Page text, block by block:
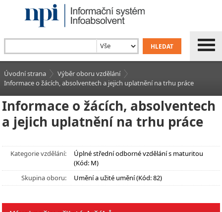
Úvodní strana
Výběr oboru vzdělání
Informace o žácích, absolventech a jejich uplatnění na trhu práce
Informace o žácích, absolventech
a jejich uplatnění na trhu práce
Kategorie vzdělání:
Úplné střední odborné vzdělání s maturitou
(Kód: M)
Skupina oboru:
Umění a užité umění (Kód: 82)